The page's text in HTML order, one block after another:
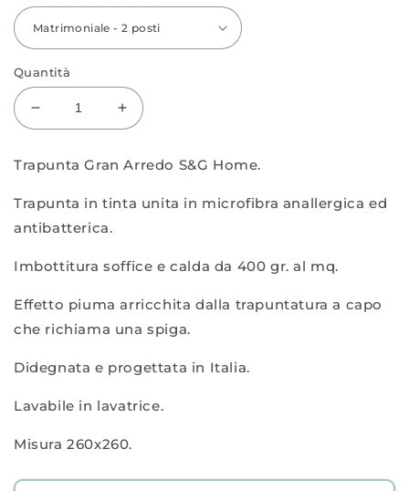
Quantità
Diminuisci
quantità
Trapunta
Aumenta
quantità
Trapunta
Trapunta Gran Arredo S&G Home.
Trapunta in tinta unita in microfibra anallergica ed
antibatterica.
Imbottitura soffice e calda da 400 gr. al mq.
Effetto piuma arricchita dalla trapuntatura a capo
che richiama una spiga.
Didegnata e progettata in Italia.
Lavabile in lavatrice.
Misura 260x260.